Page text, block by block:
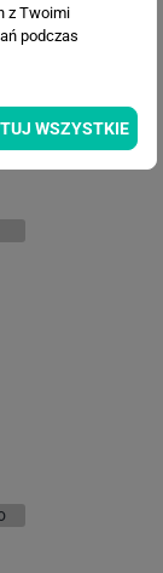
z Twoimi
podczas
WSZYSTKIE